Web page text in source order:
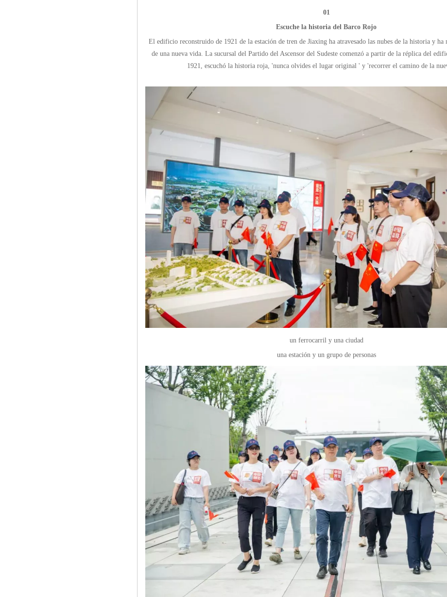
01
Escuche la historia del Barco Rojo
El edificio reconstruido de 1921 de la estación de tren de Jiaxing ha atravesado las nubes de la historia y ha
de una nueva vida. La sucursal del Partido del Ascensor del Sudeste comenzó a partir de la réplica del
1921, escuchó la historia roja, 'nunca olvides el lugar original ' y 'recorrer el camino de la
un ferrocarril y una ciudad
una estación y un grupo de personas